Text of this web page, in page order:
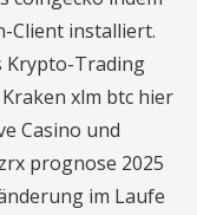
Client installiert.
Krypto-Trading
xlm btc hier
Casino und
prognose 2025
im Laufe